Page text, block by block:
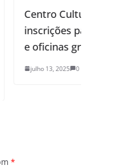
inicia
em cursos
*